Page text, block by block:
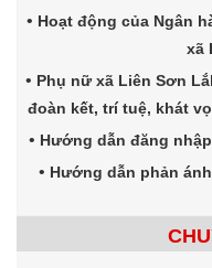
Hoạt động của Ngân
xã
Phụ nữ xã Liên Sơn
đoàn kết, trí tuệ, khát
Hướng dẫn đăng
Hướng dẫn phản